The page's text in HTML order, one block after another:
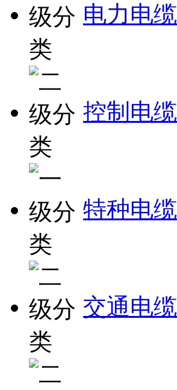
电力电缆
控制电缆
特种电缆
交通电缆